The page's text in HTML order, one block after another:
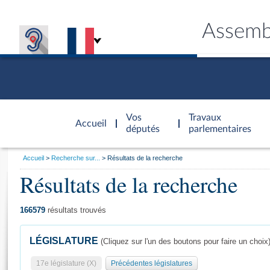
Accueil
d'accueil
Vos
députés
Travaux
parlementaires
Général
Vous
Accueil Recherche sur... Résultats de la recherche
Résultats de la recherche
166579 résultats trouvés
LÉGISLATURE (Cliquez sur l'un des boutons pour faire un choix)
17e législature (X) Précédentes législatures